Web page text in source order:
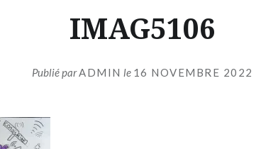
IMAG5106
Publié parADMIN le 16 NOVEMBRE 2022